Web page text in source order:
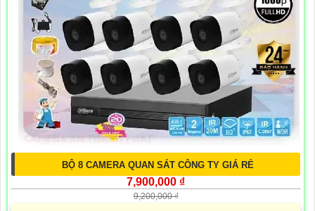
BỘ 8 CAMERA QUAN SÁT CÔNG TY GIÁ RẺ
7,900,000 ₫
9,200,000 ₫